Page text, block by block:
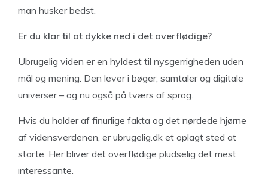
man husker bedst.
Er du klar til at dykke ned i det overflødige?
Ubrugelig viden er en hyldest til nysgerrigheden uden
mål og mening. Den lever i bøger, samtaler og digitale
universer – og nu også på tværs af sprog.
Hvis du holder af finurlige fakta og det nørdede hjørne
af vidensverdenen, er ubrugelig.dk et oplagt sted at
starte. Her bliver det overflødige pludselig det mest
interessante.